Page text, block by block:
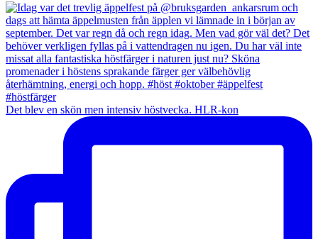
Det blev en skön men intensiv höstvecka. HLR-kon